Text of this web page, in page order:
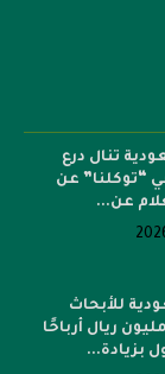
تنال درع
“توكلنا” عن
عن...
للأبحاث
والإعلام تحقق 34.8 مليون ريال أرباحًا
بزيادة...